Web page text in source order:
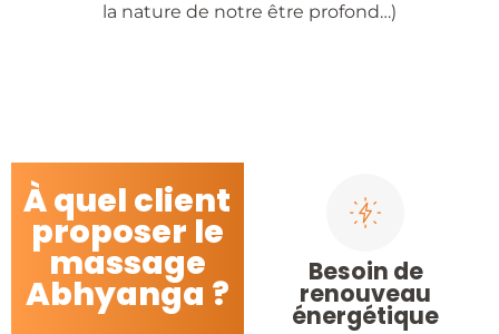
la nature de notre être profond…)
À quel client
proposer le
massage
Abhyanga ?
Besoin de
renouveau
énergétique